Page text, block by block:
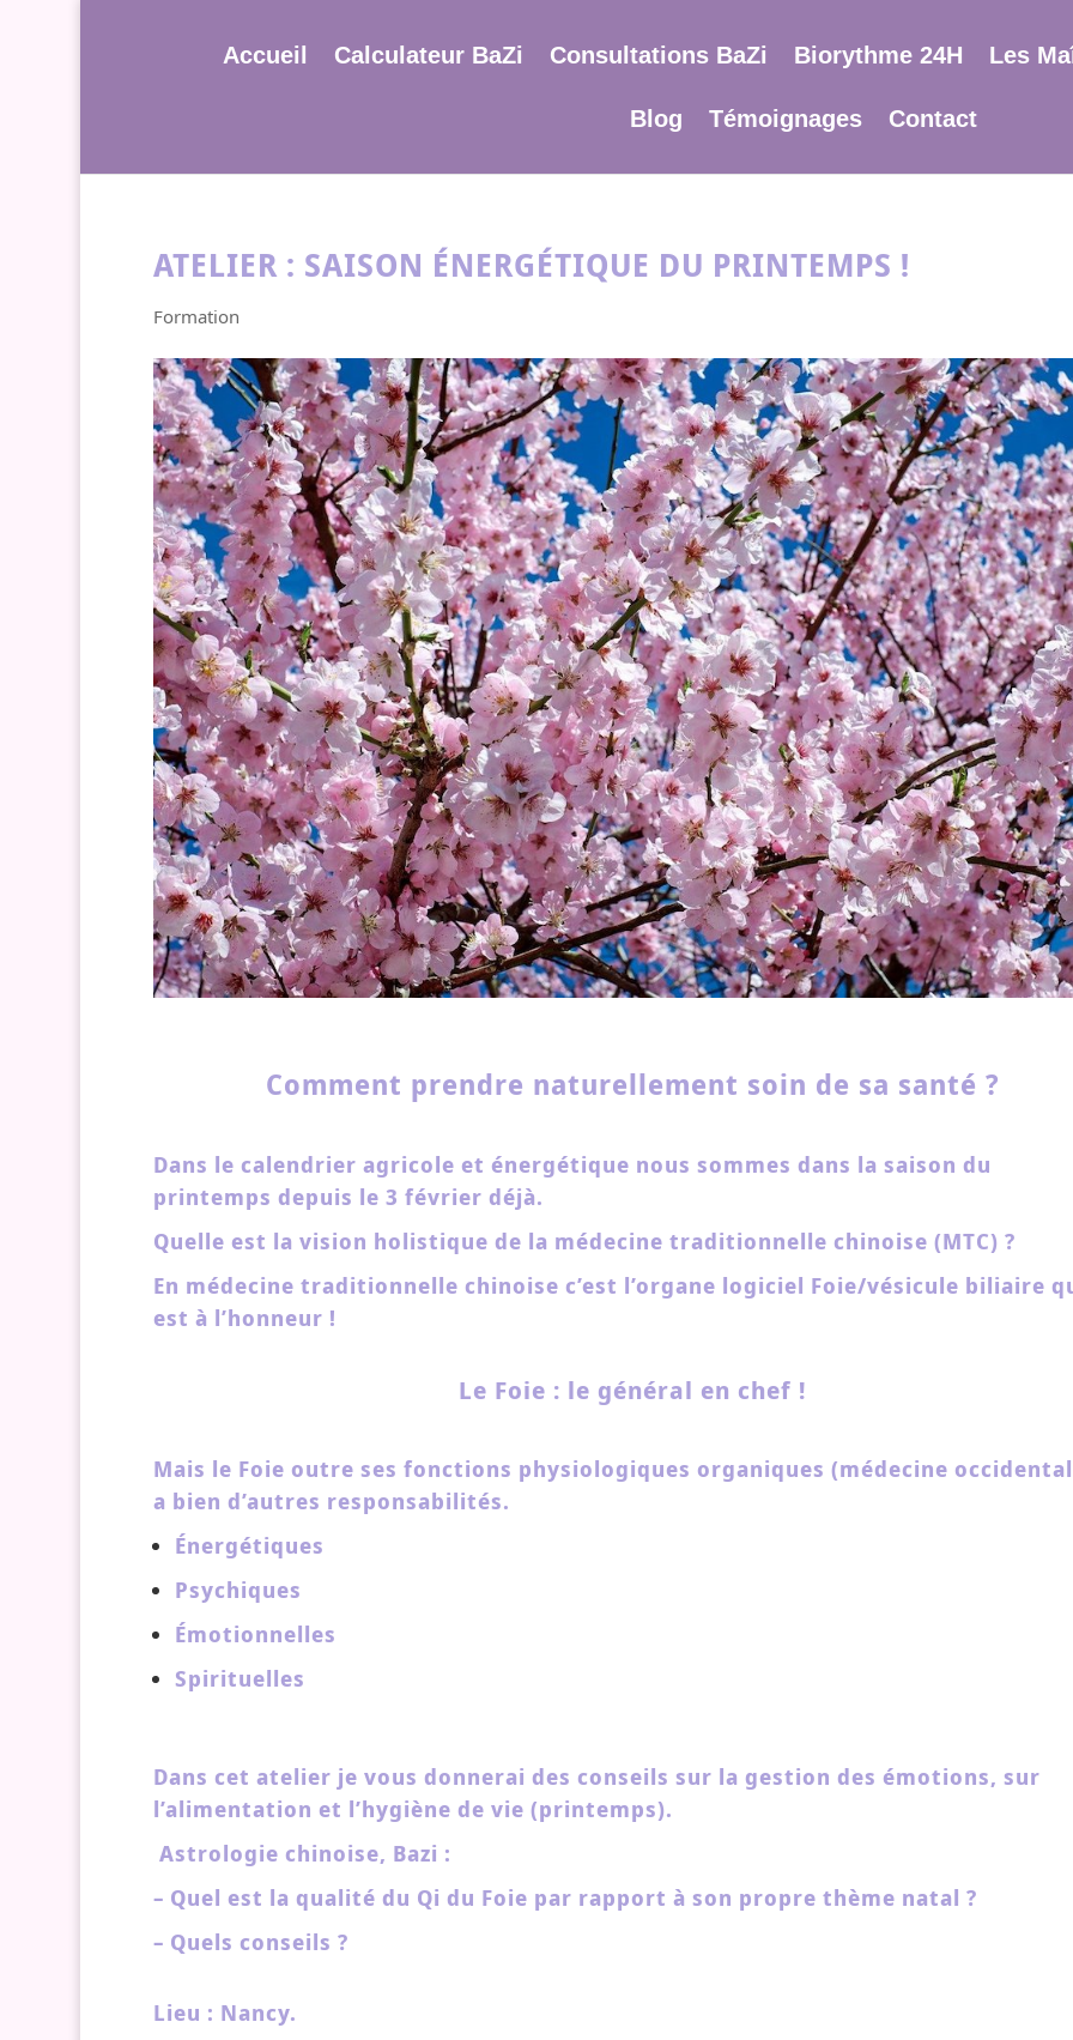
Accueil Calculateur BaZi Consultations BaZi Biorythme 24H Les
Blog Témoignages Contact
ATELIER : SAISON ÉNERGÉTIQUE DU PRINTEMPS !
Formation
Comment prendre naturellement soin de sa santé ?
Dans le calendrier agricole et énergétique nous sommes dans la saison du
printemps depuis le 3 février déjà.
Quelle est la vision holistique de la médecine traditionnelle chinoise (MTC) ?
En médecine traditionnelle chinoise c’est l’organe logiciel Foie/vésicule biliaire
est à l’honneur !
Le Foie : le général en chef !
Mais le Foie outre ses fonctions physiologiques organiques (médecine
a bien d’autres responsabilités.
Énergétiques
Psychiques
Émotionnelles
Spirituelles
Dans cet atelier je vous donnerai des conseils sur la gestion des émotions, sur
l’alimentation et l’hygiène de vie (printemps).
Astrologie chinoise, Bazi :
– Quel est la qualité du Qi du Foie par rapport à son propre thème natal ?
– Quels conseils ?
Lieu : Nancy.